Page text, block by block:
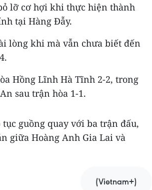
lỡ cơ hợi khi thực hiện thành
tại Hàng Đẫy.
lòng khi mà vẫn chưa biết đến
Hồng Lĩnh Hà Tĩnh 2-2, trong
sau trận hòa 1-1.
tục guồng quay với ba trận đấu,
giữa Hoàng Anh Gia Lai và
(Vietnam+)